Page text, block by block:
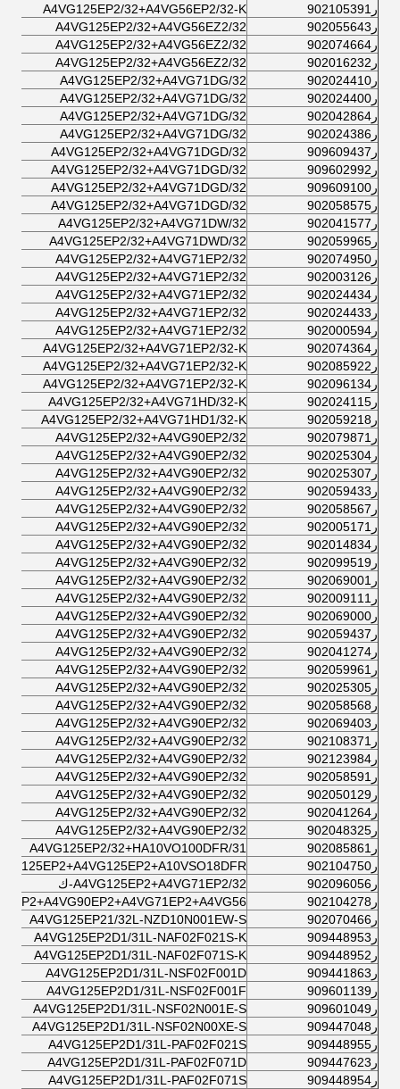
ر902105391
A4VG125EP2/32+A4VG56EP2/32-K
ر902055643
A4VG125EP2/32+A4VG56EZ2/32
ر902074664
A4VG125EP2/32+A4VG56EZ2/32
ر902016232
A4VG125EP2/32+A4VG56EZ2/32
ر902024410
A4VG125EP2/32+A4VG71DG/32
ر902024400
A4VG125EP2/32+A4VG71DG/32
ر902042864
A4VG125EP2/32+A4VG71DG/32
ر902024386
A4VG125EP2/32+A4VG71DG/32
ر909609437
A4VG125EP2/32+A4VG71DGD/32
ر909602992
A4VG125EP2/32+A4VG71DGD/32
ر909609100
A4VG125EP2/32+A4VG71DGD/32
ر902058575
A4VG125EP2/32+A4VG71DGD/32
ر902041577
A4VG125EP2/32+A4VG71DW/32
ر902059965
A4VG125EP2/32+A4VG71DWD/32
ر902074950
A4VG125EP2/32+A4VG71EP2/32
ر902003126
A4VG125EP2/32+A4VG71EP2/32
ر902024434
A4VG125EP2/32+A4VG71EP2/32
ر902024433
A4VG125EP2/32+A4VG71EP2/32
ر902000594
A4VG125EP2/32+A4VG71EP2/32
ر902074364
A4VG125EP2/32+A4VG71EP2/32-K
ر902085922
A4VG125EP2/32+A4VG71EP2/32-K
ر902096134
A4VG125EP2/32+A4VG71EP2/32-K
ر902024115
A4VG125EP2/32+A4VG71HD/32-K
ر902059218
A4VG125EP2/32+A4VG71HD1/32-K
ر902079871
A4VG125EP2/32+A4VG90EP2/32
ر902025304
A4VG125EP2/32+A4VG90EP2/32
ر902025307
A4VG125EP2/32+A4VG90EP2/32
ر902059433
A4VG125EP2/32+A4VG90EP2/32
ر902058567
A4VG125EP2/32+A4VG90EP2/32
ر902005171
A4VG125EP2/32+A4VG90EP2/32
ر902014834
A4VG125EP2/32+A4VG90EP2/32
ر902099519
A4VG125EP2/32+A4VG90EP2/32
ر902069001
A4VG125EP2/32+A4VG90EP2/32
ر902009111
A4VG125EP2/32+A4VG90EP2/32
ر902069000
A4VG125EP2/32+A4VG90EP2/32
ر902059437
A4VG125EP2/32+A4VG90EP2/32
ر902041274
A4VG125EP2/32+A4VG90EP2/32
ر902059961
A4VG125EP2/32+A4VG90EP2/32
ر902025305
A4VG125EP2/32+A4VG90EP2/32
ر902058568
A4VG125EP2/32+A4VG90EP2/32
ر902069403
A4VG125EP2/32+A4VG90EP2/32
ر902108371
A4VG125EP2/32+A4VG90EP2/32
ر902123984
A4VG125EP2/32+A4VG90EP2/32
ر902058591
A4VG125EP2/32+A4VG90EP2/32
ر902050129
A4VG125EP2/32+A4VG90EP2/32
ر902041264
A4VG125EP2/32+A4VG90EP2/32
ر902048325
A4VG125EP2/32+A4VG90EP2/32
ر902085861
A4VG125EP2/32+HA10VO100DFR/31
ر902104750
ر902096056
A4VG125EP2+A4VG71EP2/32-ك
ر902104278
ر902070466
A4VG125EP21/32L-NZD10N001EW-S
ر909448953
A4VG125EP2D1/31L-NAF02F021S-K
ر909448952
A4VG125EP2D1/31L-NAF02F071S-K
ر909441863
A4VG125EP2D1/31L-NSF02F001D
ر909601139
A4VG125EP2D1/31L-NSF02F001F
ر909601049
A4VG125EP2D1/31L-NSF02N001E-S
ر909447048
A4VG125EP2D1/31L-NSF02N00XE-S
ر909448955
A4VG125EP2D1/31L-PAF02F021S
ر909447623
A4VG125EP2D1/31L-PAF02F071D
ر909448954
A4VG125EP2D1/31L-PAF02F071S